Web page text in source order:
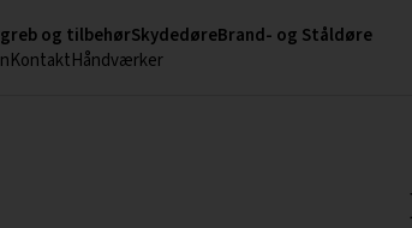
og tilbehørSkydedøreBrand- og Ståldøre
KontaktHåndværker